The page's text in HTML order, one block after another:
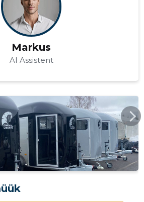
Markus
AI Assistent